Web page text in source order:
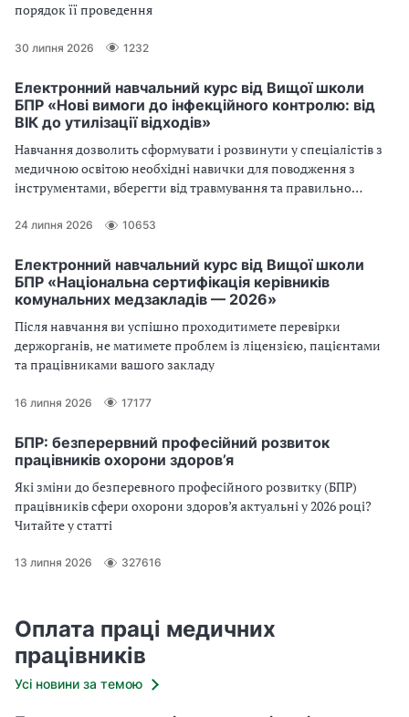
порядок її проведення
30 липня 2026 1232
Електронний навчальний курс від Вищої школи
БПР «Нові вимоги до інфекційного контролю: від
ВІК до утилізації відходів»
Навчання дозволить сформувати і розвинути у спеціалістів з
медичною освітою необхідні навички для поводження з
інструментами, вберегти від травмування та правильно
24 липня 2026 10653
Електронний навчальний курс від Вищої школи
БПР «Національна сертифікація керівників
комунальних медзакладів — 2026»
Після навчання ви успішно проходитимете перевірки
держорганів, не матимете проблем із ліцензією, пацієнтами
та працівниками вашого закладу
16 липня 2026 17177
БПР: безперервний професійний розвиток
працівників охорони здоров’я
Які зміни до безперевного професійного розвитку (БПР)
працівників сфери охорони здоров’я актуальні у 2026 році?
Читайте у статті
13 липня 2026 327616
Оплата праці медичних
працівників
Усі новини за темою